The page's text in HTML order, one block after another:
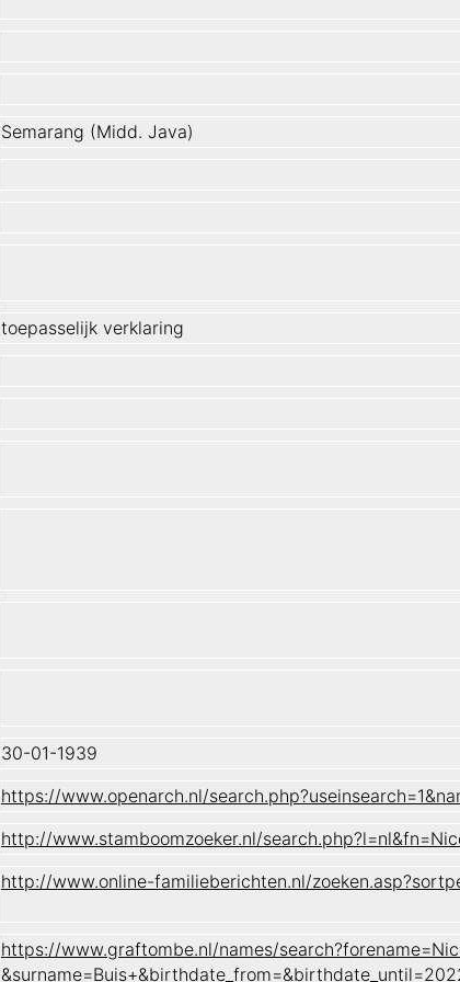
Semarang (Midd. Java)
toepasselijk verklaring
30-01-1939
https://www.openarch.nl/
http://www.stamboomzoeker.nl/
http://www.online-familieberichten.nl/
https://www.graftombe.nl/names/